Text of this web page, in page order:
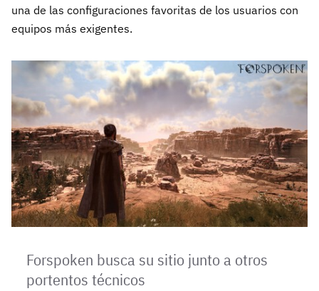
una de las configuraciones favoritas de los usuarios con
equipos más exigentes.
Forspoken busca su sitio junto a otros
portentos técnicos